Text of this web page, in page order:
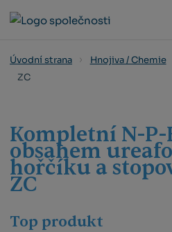
Úvodní strana Hnojiva / Chemie
ZC
Kompletní N-P-
obsahem
hořčíku a
ZC
Top produkt